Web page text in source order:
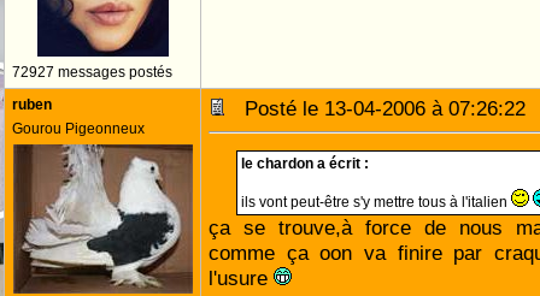
72927 messages postés
ruben
Gourou Pigeonneux
Posté le 13-04-2006 à
le chardon a écrit :
ils vont peut-être s'y mettre tous à l'italien
ça se trouve,à force de nous
comme ça oon va finire par
l'usure